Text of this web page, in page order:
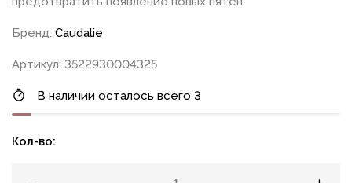
Бренд: Caudalie
Артикул: 3522930004325
В наличии осталось всего 3
Кол-во: